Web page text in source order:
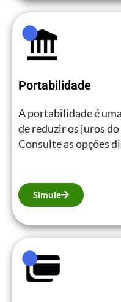
Portabilidade
A portabilidade é
de reduzir os juros
Consulte as opções
Simule